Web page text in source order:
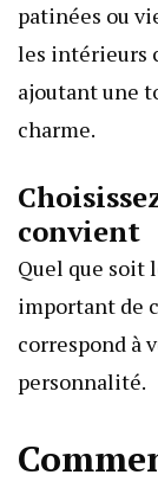
patinées ou
les intérieurs
ajoutant une
charme.
convient
Quel que soit
important de
correspond à
personnalité.